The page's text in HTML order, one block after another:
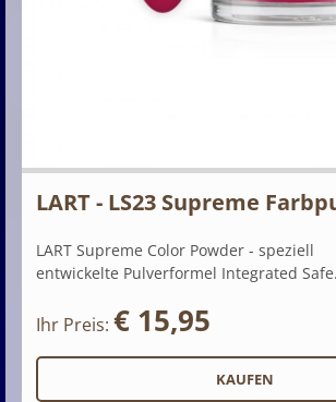
LART - LS23 Supreme
LART Supreme Color Powder - speziell
entwickelte Pulverformel Integrated
Ihr Preis: € 15,95